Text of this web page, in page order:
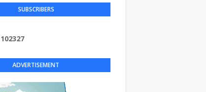
SUBSCRIBERS
102327
ADVERTISEMENT